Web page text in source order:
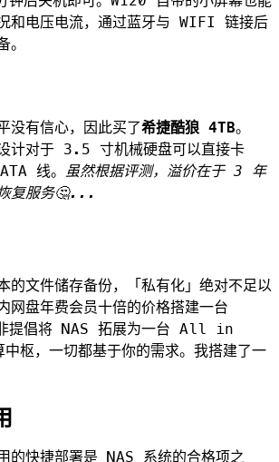
和电压电流，通过蓝牙与 WIFI 链接后
没有信心，因此买了希捷酷狼 4TB。
计对于 3.5 寸机械硬盘可以直接卡
线。 虽然根据评测，溢价在于 3 年
复服务🤔...
的文件储存备份，「私有化」绝对不足以
网盘年费会员十倍的价格搭建一台
非提倡将 NAS 拓展为一台 All in
枢，一切都基于你的需求。我搭建了一
快捷部署是 NAS 系统的合格项之